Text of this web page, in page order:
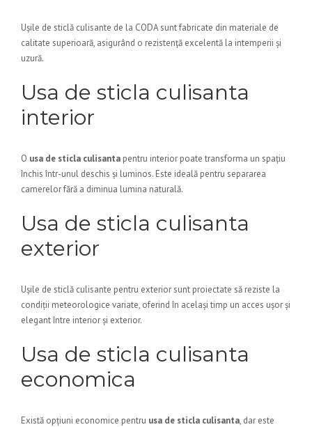
Ușile de sticlă culisante de la CODA sunt fabricate din materiale de
calitate superioară, asigurând o rezistență excelentă la intemperii și
uzură.
Usa de sticla culisanta
interior
O usa de sticla culisanta pentru interior poate transforma un spațiu
închis într-unul deschis și luminos. Este ideală pentru separarea
camerelor fără a diminua lumina naturală.
Usa de sticla culisanta
exterior
Ușile de sticlă culisante pentru exterior sunt proiectate să reziste la
condiții meteorologice variate, oferind în același timp un acces ușor și
elegant între interior și exterior.
Usa de sticla culisanta
economica
Există opțiuni economice pentru usa de sticla culisanta, dar este